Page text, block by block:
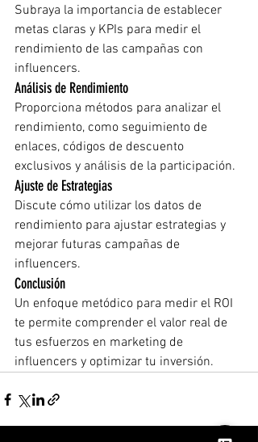
Subraya la importancia de establecer
metas claras y KPIs para medir el
rendimiento de las campañas con
influencers.
Análisis de Rendimiento
Proporciona métodos para analizar el
rendimiento, como seguimiento de
enlaces, códigos de descuento
exclusivos y análisis de la participación.
Ajuste de Estrategias
Discute cómo utilizar los datos de
rendimiento para ajustar estrategias y
mejorar futuras campañas de
influencers.
Conclusión
Un enfoque metódico para medir el ROI
te permite comprender el valor real de
tus esfuerzos en marketing de
influencers y optimizar tu inversión.